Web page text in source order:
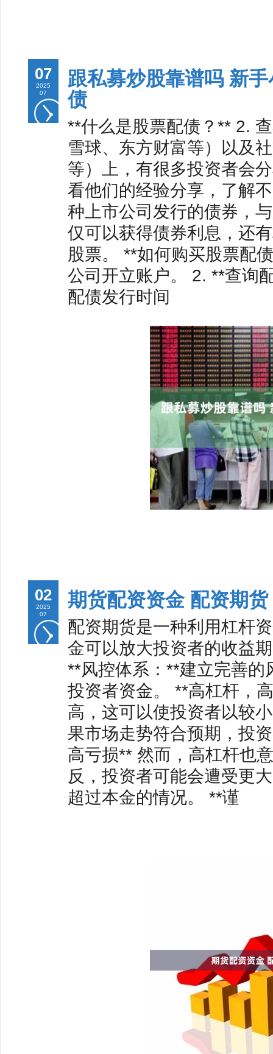
07
2025
07
跟私募炒股靠谱吗 新
债
**什么是股票配债？** 2.
雪球、东方财富等）以及
等）上，有很多投资者会
看他们的经验分享，了解
种上市公司发行的债券，
仅可以获得债券利息，还
股票。 **如何购买股票配
公司开立账户。 2. **查询
配债发行时间
02
2025
07
期货配资资金 配资期
配资期货是一种利用杠杆
金可以放大投资者的收益
**风控体系：**建立完善
投资者资金。 **高杠杆，
高，这可以使投资者以较
果市场走势符合预期，投
高亏损** 然而，高杠杆也
反，投资者可能会遭受更
超过本金的情况。 **谨